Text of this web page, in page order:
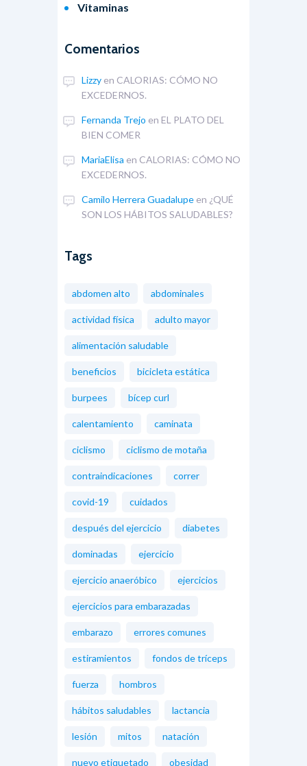
Vitaminas
Comentarios
Lizzy en CALORIAS: CÓMO NO
EXCEDERNOS.
Fernanda Trejo enEL PLATO DEL
BIEN COMER
MariaElisa en CALORIAS: CÓMO NO
EXCEDERNOS.
Camilo Herrera Guadalupe en ¿QUÉ
SON LOS HÁBITOS SALUDABLES?
Tags
abdomen alto abdominales
actividad física adulto mayor
alimentación saludable
beneficios bicicleta estática
burpees bícep curl
calentamiento caminata
ciclismo ciclismo de motaña
contraindicaciones correr
covid-19 cuidados
después del ejercicio diabetes
dominadas ejercicio
ejercicio anaeróbico ejercicios
ejercicios para embarazadas
embarazo errores comunes
estiramientos fondos de tríceps
fuerza hombros
hábitos saludables lactancia
lesión mitos natación
nuevo etiquetado obesidad